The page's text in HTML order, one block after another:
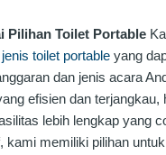
Pilihan Toilet Portable
toilet portable yang
dan jenis acara
efisien dan terjangkau,
lebih lengkap yang
kami memiliki pilihan